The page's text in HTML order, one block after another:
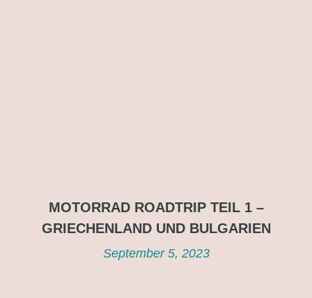
MOTORRAD ROADTRIP TEIL 1 –
GRIECHENLAND UND BULGARIEN
September 5, 2023